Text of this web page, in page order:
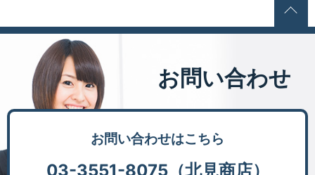
お問い合わせ
お問い合わせはこちら
03-3551-8075（北見商店）